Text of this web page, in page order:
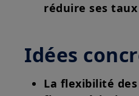
réduire ses
Idées
La flexibilité